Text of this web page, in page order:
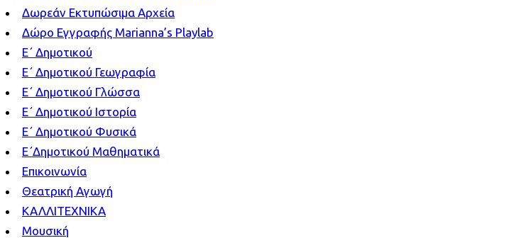
Δωρεάν Εκτυπώσιμα Αρχεία
Δώρο Εγγραφής Marianna’s Playlab
Ε΄ Δημοτικού
Ε΄ Δημοτικού Γεωγραφία
Ε΄ Δημοτικού Γλώσσα
Ε΄ Δημοτικού Ιστορία
Ε΄ Δημοτικού Φυσικά
Ε΄Δημοτικού Μαθηματικά
Επικοινωνία
Θεατρική Αγωγή
ΚΑΛΛΙΤΕΧΝΙΚΑ
Μουσική